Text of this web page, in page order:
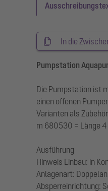
In die
Pumpstation
Die Pumpstation ist
einen offenen
Varianten als
m 680530 = Länge
Ausführung
Hinweis Einbau: in
Anlagenart:
Absperreinrichtung: